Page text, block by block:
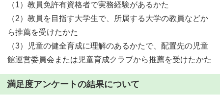
（1）教員免許有資格者で実務経験があるかた
（2）教員を目指す大学生で、所属する大学の教員などか
ら推薦を受けたかた
（3）児童の健全育成に理解のあるかたで、配置先の児童
館運営委員会または児童育成クラブから推薦を受けたかた
満足度アンケートの結果について